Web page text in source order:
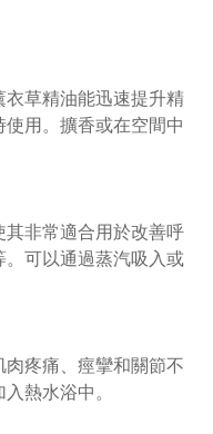
草精油能迅速提升精
用。擴香或在空間中
非常適合用於改善呼
可以通過蒸汽吸入或
疼痛、痙攣和關節不
熱水浴中。